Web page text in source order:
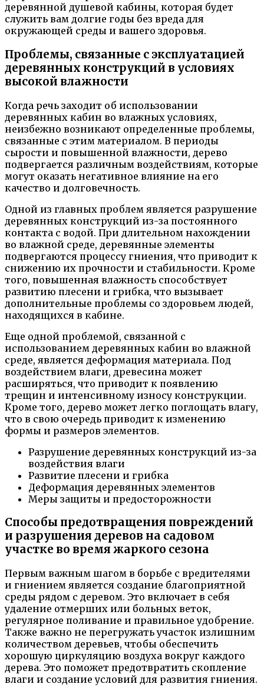
деревянной душевой кабины, которая будет
служить вам долгие годы без вреда для
окружающей среды и вашего здоровья.
Проблемы, связанные с эксплуатацией
деревянных конструкций в условиях
высокой влажности
Когда речь заходит об использовании
деревянных кабин во влажных условиях,
неизбежно возникают определенные проблемы,
связанные с этим материалом. В периоды
сырости и повышенной влажности, дерево
подвергается различным воздействиям, которые
могут оказать негативное влияние на его
качество и долговечность.
Одной из главных проблем является разрушение
деревянных конструкций из-за постоянного
контакта с водой. При длительном нахождении
во влажной среде, деревянные элементы
подвергаются процессу гниения, что приводит к
снижению их прочности и стабильности. Кроме
того, повышенная влажность способствует
развитию плесени и грибка, что вызывает
дополнительные проблемы со здоровьем людей,
находящихся в кабине.
Еще одной проблемой, связанной с
использованием деревянных кабин во влажной
среде, является деформация материала. Под
воздействием влаги, древесина может
расширяться, что приводит к появлению
трещин и интенсивному износу конструкции.
Кроме того, дерево может легко поглощать влагу,
что в свою очередь приводит к изменению
формы и размеров элементов.
Разрушение деревянных конструкций из-за
воздействия влаги
Развитие плесени и грибка
Деформация деревянных элементов
Меры защиты и предосторожности
Способы предотвращения повреждений
и разрушения деревов на садовом
участке во время жаркого сезона
Первым важным шагом в борьбе с вредителями
и гниением является создание благоприятной
среды рядом с деревом. Это включает в себя
удаление отмерших или больных веток,
регулярное поливание и правильное удобрение.
Также важно не перегружать участок излишним
количеством деревьев, чтобы обеспечить
хорошую циркуляцию воздуха вокруг каждого
дерева. Это поможет предотвратить скопление
влаги и создание условий для развития гниения.